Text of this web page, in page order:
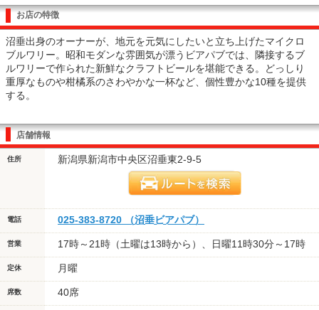
お店の特徴
沼垂出身のオーナーが、地元を元気にしたいと立ち上げたマイクロ
ブルワリー。昭和モダンな雰囲気が漂うビアパブでは、隣接するブ
ルワリーで作られた新鮮なクラフトビールを堪能できる。どっしり
重厚なものや柑橘系のさわやかな一杯など、個性豊かな10種を提供
する。
店舗情報
住所 新潟県新潟市中央区沼垂東2-9-5
電話 025-383-8720 （沼垂ビアパブ）
営業 17時～21時（土曜は13時から）、日曜11時30分～17時
定休 月曜
席数 40席